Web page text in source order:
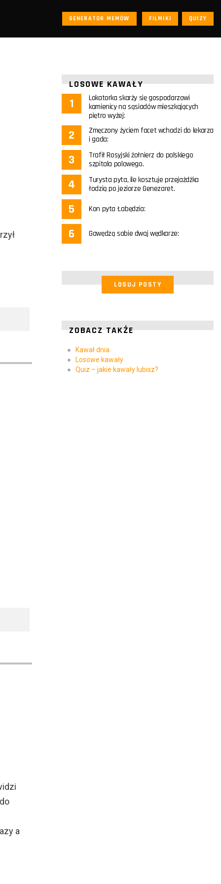
GENERATOR MEMÓW FILMIKI QUIZY
a
LOSOWE KAWAŁY
Lokatorka skarży się gospodarzowi
kamienicy na sąsiadów mieszkających
piętro wyżej:
Zmęczony życiem facet wchodzi do lekarza
i gada:
Trafił Rosyjski żołnierz do polskiego
szpitala polowego.
Turysta pyta, ile kosztuje przejażdżka
łodzią po jeziorze Genezaret.
Kon pyta Łabędzia:
Gawędzą sobie dwaj wędkarze:
LOSUJ POSTY
ZOBACZ TAKŻE
Kawał dnia
Losowe kawały
Quiz – jakie kawały lubisz?